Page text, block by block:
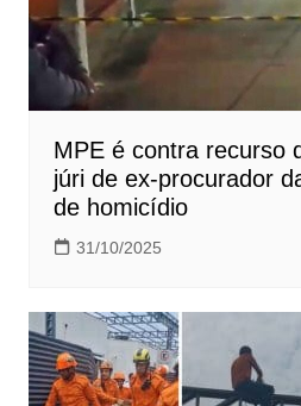
MPE é contra recurso
júri de ex-procurador
de homicídio
31/10/2025